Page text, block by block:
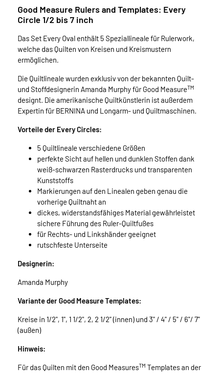
Good Measure Rulers and Templates: Every
Circle 1/2 bis 7 inch
Das Set Every Oval enthält 5 Speziallineale für Rulerwork,
welche das Quilten von Kreisen und Kreismustern
ermöglichen.
Die Quiltlineale wurden exklusiv von der bekannten Quilt-
und Stoffdesignerin Amanda Murphy für Good MeasureTM
designt. Die amerikanische Quiltkünstlerin ist außerdem
Expertin für BERNINA und Longarm- und Quiltmaschinen.
Vorteile der Every Circles:
5 Quiltlineale verschiedene Größen
perfekte Sicht auf hellen und dunklen Stoffen dank
weiß-schwarzen Rasterdrucks und transparenten
Kunststoffs
Markierungen auf den Linealen geben genau die
vorherige Quiltnaht an
dickes, widerstandsfähiges Material gewährleistet
sichere Führung des Ruler-Quiltfußes
für Rechts- und Linkshänder geeignet
rutschfeste Unterseite
Designerin:
Amanda Murphy
Variante der Good Measure Templates:
Kreise in 1/2", 1", 1 1/2", 2, 2 1/2" (innen) und 3" / 4" / 5" / 6"/ 7"
(außen)
Hinweis:
Für das Quilten mit den Good MeasuresTM Templates an der